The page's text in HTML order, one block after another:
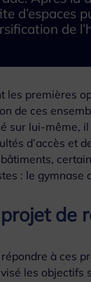
d’espaces
de
les premières
de ces
sur lui-même,
d’accès et
bâtiments,
: le gymnase
de
répondre à ces
les objectifs